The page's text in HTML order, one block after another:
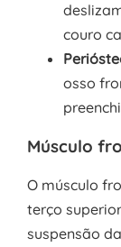
couro
osso
Músculo
O músculo
terço
suspensão